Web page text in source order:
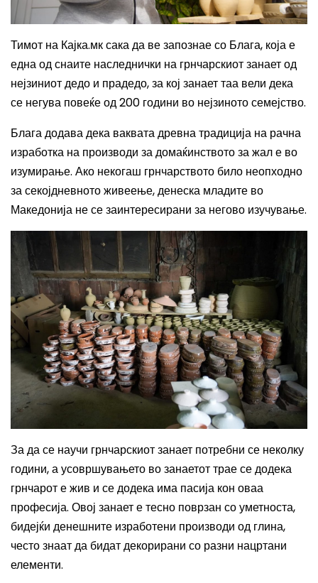
Тимот на Кајка.мк сака да ве запознае со Блага, која е
една од снаите наследнички на грнчарскиот занает од
нејзиниот дедо и прадедо, за кој занает таа вели дека
се негува повеќе од 200 години во нејзиното семејство.
Блага додава дека ваквата древна традиција на рачна
изработка на производи за домаќинството за жал е во
изумирање. Ако некогаш грнчарството било неопходно
за секојдневното живеење, денеска младите во
Македонија не се заинтересирани за негово изучување.
За да се научи грнчарскиот занает потребни се неколку
години, а усовршувањето во занаетот трае се додека
грнчарот е жив и се додека има пасија кон оваа
професија. Овој занает е тесно поврзан со уметноста,
бидејќи денешните изработени производи од глина,
често знаат да бидат декорирани со разни нацртани
елементи.